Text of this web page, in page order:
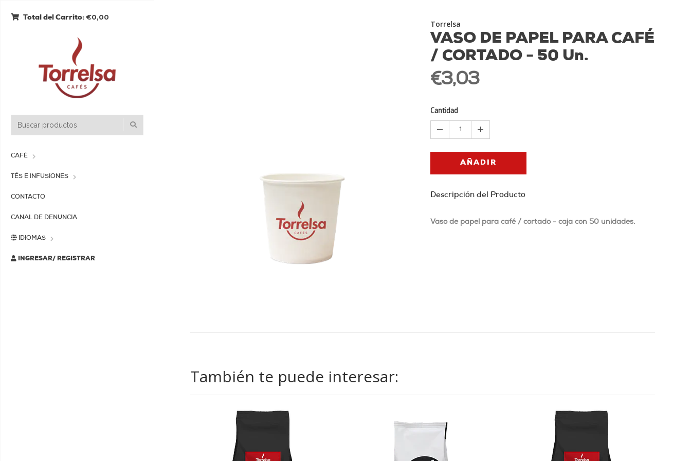
Total del Carrito: €0,00
CAFÉ
TÉS E INFUSIONES
CONTACTO
CANAL DE DENUNCIA
IDIOMAS
INGRESAR/ REGISTRAR
Torrelsa
VASO DE PAPEL PARA CAFÉ
/ CORTADO - 50 Un.
€3,03
Cantidad
1
AÑADIR
Descripción del Producto
Vaso de papel para café / cortado - caja con 50 unidades.
También te puede interesar: